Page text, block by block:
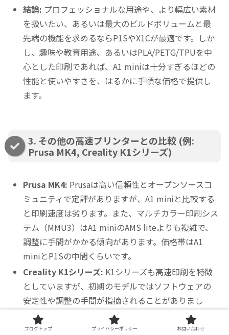
結論: プロフェッショナルな用途や、より幅広い素材
を扱いたい、あるいは最大のビルドボリュームと最
先端の機能を求めるならP1SやX1Cが最適です。しか
し、趣味や教育用途、あるいはPLA/PETG/TPUを中
心とした印刷であれば、A1 miniは十分すぎるほどの
性能と使いやすさを、はるかに手頃な価格で提供し
ます。
3. その他の高速プリンターとの比較 (例:
Prusa MK4, Creality K1シリーズ)
Prusa MK4: Prusaは高い信頼性とオープンソースコ
ミュニティで定評がありますが、A1 miniと比較する
と印刷速度は劣ります。また、マルチカラー印刷シス
テム（MMU3）はA1 miniのAMS liteよりも複雑で、
調整に手間がかかる傾向があります。価格帯はA1
miniとP1Sの中間くらいです。
Creality K1シリーズ: K1シリーズも高速印刷を特徴
としていますが、初期のモデルではソフトウェアの
安定性や調整の手間が指摘されることがありまし
た。A1 miniは、Bambu Labの成熟したソフトウェア
エコシステムと、高い安定性が強みです。マルチカラ
ブログトップ プライバシーポリシー お問い合わせ